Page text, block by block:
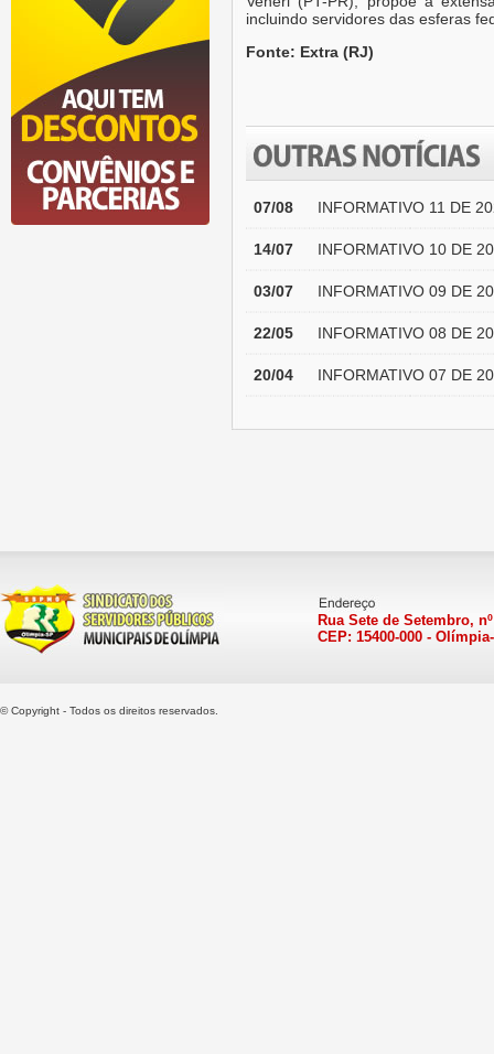
incluindo servidores das esferas
Fonte: Extra (RJ)
07/08 INFORMATIVO 11 DE
14/07 INFORMATIVO 10 DE
03/07 INFORMATIVO 09 DE
22/05 INFORMATIVO 08 DE
20/04 INFORMATIVO 07 DE
Rua Sete de Setembro,
CEP: 15400-000 -
© Copyright - Todos os direitos reservados.